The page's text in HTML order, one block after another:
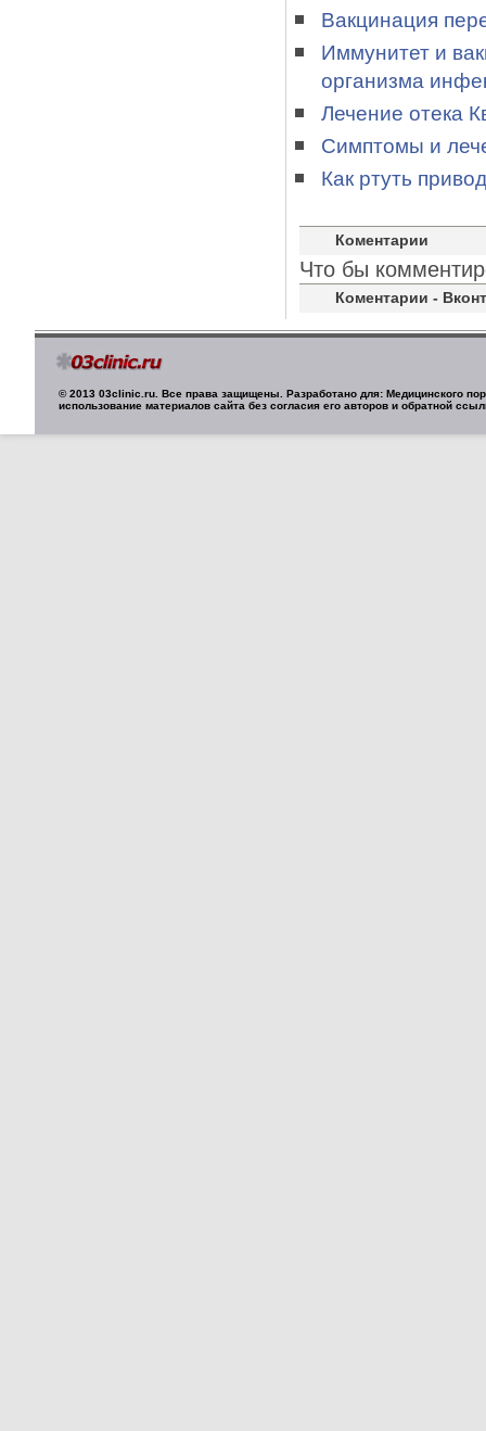
Вакцинация
Иммунитет и
организма
Лечение отека
Симптомы и
Как ртуть
Коментарии
Что бы
Коментарии -
© 2013 03clinic.ru. Все права защищены. Разработано для: Медицинского
использование материалов сайта без согласия его авторов и обратной